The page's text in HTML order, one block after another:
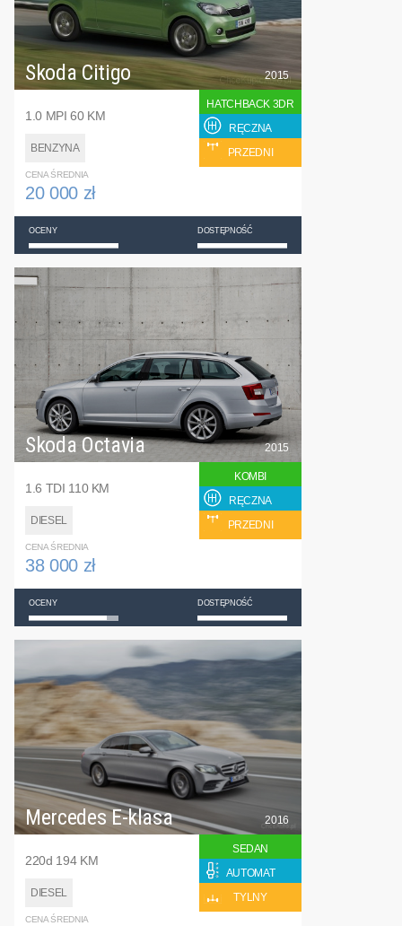
Skoda Citigo
1.0 MPI 60 KM
BENZYNA
2015
HATCHBACK 3DR
RĘCZNA
PRZEDNI
CENA ŚREDNIA
20 000 zł
OCENY DOSTĘPNOŚĆ
Skoda Octavia
1.6 TDI 110 KM
DIESEL
2015
KOMBI
RĘCZNA
PRZEDNI
CENA ŚREDNIA
38 000 zł
OCENY DOSTĘPNOŚĆ
Mercedes E-klasa
220d 194 KM
DIESEL
2016
SEDAN
AUTOMAT
TYLNY
CENA ŚREDNIA